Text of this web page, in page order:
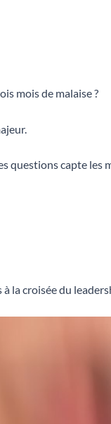
mois de malaise ?
questions capte
la croisée du